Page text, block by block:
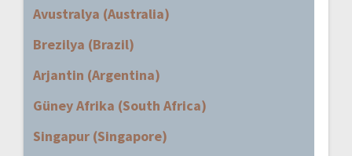
Avustralya (Australia)
Brezilya (Brazil)
Arjantin (Argentina)
Güney Afrika (South Africa)
Singapur (Singapore)